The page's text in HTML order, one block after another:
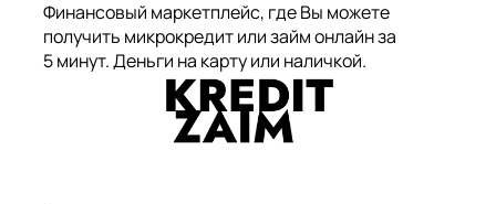
Финансовый маркетплейс, где Вы можете
получить микрокредит или займ онлайн за
5 минут. Деньги на карту или наличкой.